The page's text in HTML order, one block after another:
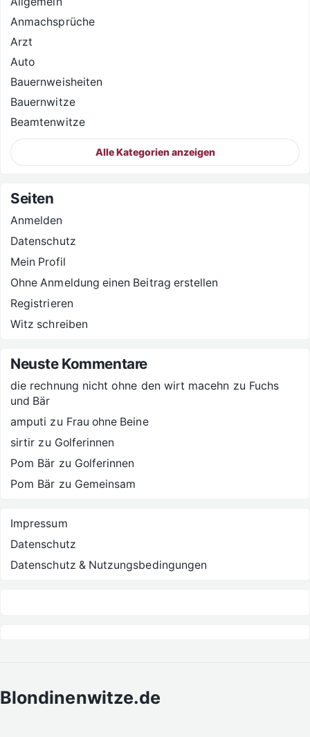
Anmachsprüche
Arzt
Auto
Bauernweisheiten
Bauernwitze
Beamtenwitze
Alle Kategorien anzeigen
Seiten
Anmelden
Datenschutz
Mein Profil
Ohne Anmeldung einen Beitrag erstellen
Registrieren
Witz schreiben
Neuste Kommentare
die rechnung nicht ohne den wirt macehn zu Fuchs
und Bär
amputi zu Frau ohne Beine
sirtir zu Golferinnen
Pom Bär zu Golferinnen
Pom Bär zu Gemeinsam
Impressum
Datenschutz
Datenschutz & Nutzungsbedingungen
Blondinenwitze.de